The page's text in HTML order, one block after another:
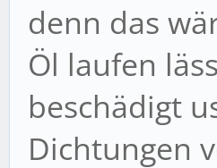
denn das
Öl laufen
beschädigt
Dichtungen